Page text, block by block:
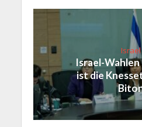
Israel
Israel-Wahlen
ist die